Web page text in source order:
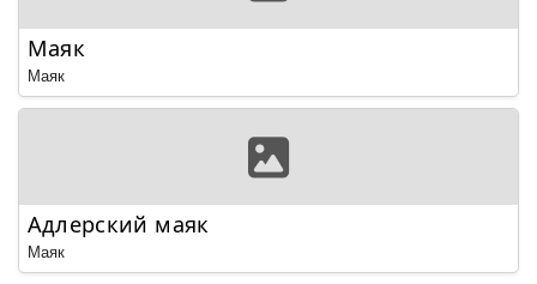
Маяк
Маяк
Адлерский маяк
Маяк